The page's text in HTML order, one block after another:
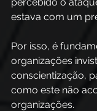
estava com um
Por isso, é
organizações
conscientização,
como este não
organizações.